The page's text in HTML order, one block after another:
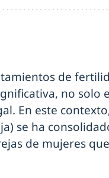
de
no solo
En este
se ha
de mujeres